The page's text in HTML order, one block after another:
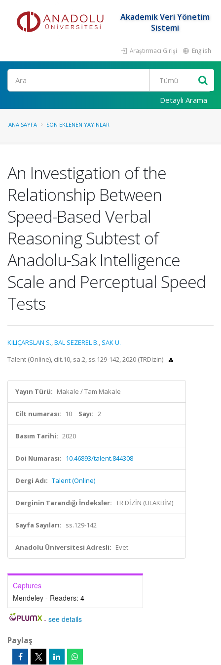
Akademik Veri Yönetim
Sistemi
Araştırmacı Girişi English
Ara
Detaylı Arama
ANA SAYFA SON EKLENEN YAYINLAR
An Investigation of the
Relationship Between
Speed-Based Verbal
Reasoning Subtest of
Anadolu-Sak Intelligence
Scale and Perceptual Speed
Tests
KILIÇARSLAN S.,BAL SEZEREL B., SAK U.
Talent (Online), cilt.10, sa.2, ss.129-142, 2020 (TRDizin)
Yayın Türü: Makale / Tam Makale
Cilt numarası: 10 Sayı: 2
Basım Tarihi: 2020
Doi Numarası: 10.46893/talent.844308
Dergi Adı: Talent (Online)
Derginin Tarandığı İndeksler: TR DİZİN (ULAKBİM)
Sayfa Sayıları: ss.129-142
Anadolu Üniversitesi Adresli: Evet
Captures
Mendeley - Readers: 4
- see details
Paylaş